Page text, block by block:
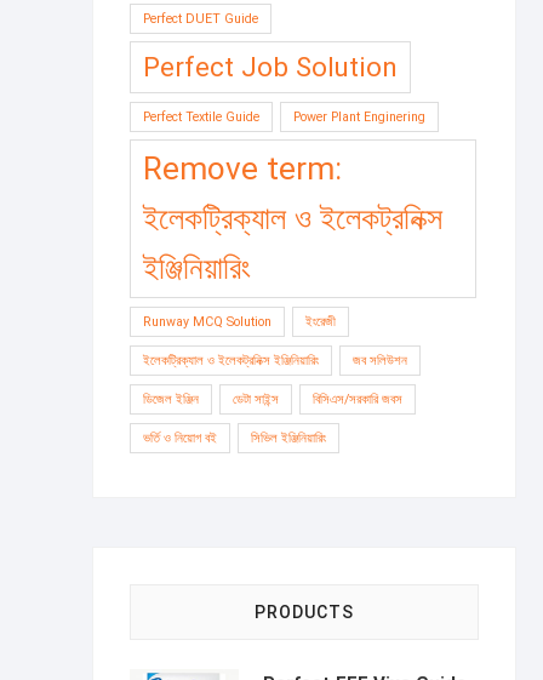
Perfect DUET Guide
Perfect Job Solution
Perfect Textile Guide Power Plant Enginering
Remove term:
ইলেকট্রিক্যাল ও ইলেকট্রনিক্স
ইঞ্জিনিয়ারিং
Runway MCQ Solution ইংরেজী
ইলেকট্রিক্যাল ও ইলেকট্রনিক্স ইঞ্জিনিয়ারিং জব সলিউশন
ডিজেল ইঞ্জিন ডেটা সাইন্স বিসিএস/সরকারি জবস
ভর্তি ও নিয়োগ বই সিভিল ইঞ্জিনিয়ারিং
PRODUCTS